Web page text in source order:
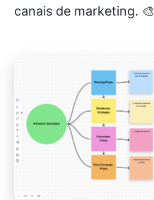
canais de marketing. 🎨